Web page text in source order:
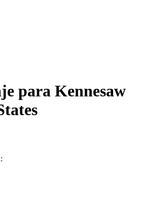
para Kennesaw